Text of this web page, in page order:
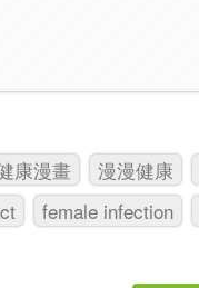
康漫畫 漫漫健康
female infection